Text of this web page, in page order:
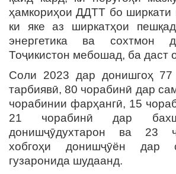
ҳамкориҳои ДДТТ бо
ки яке аз ширкатҳои
энергетика ва сохтмон
Тоҷикистон мебошад, ба даст
Соли 2023 дар донишгоҳ 77
тарбиявӣ, 80 чорабинӣ дар
чорабинии фарҳангӣ, 15
21 чорабинӣ дар
донишҷӯдухтарон ва 23
хобгоҳи донишҷӯён дар
гузаронида шудаанд.